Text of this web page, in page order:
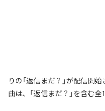
りの「返信まだ？」が配信開
曲は、「返信まだ？」を含む全